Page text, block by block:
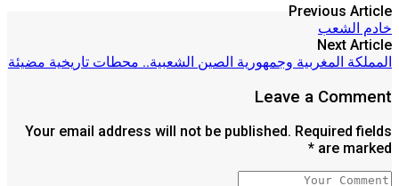
Previous Article
خادم الشعب
Next Article
المملكة المغربية وجمهورية الصين الشعبية.. محطات تاريخية مضيئة
Leave a Comment
Your email address will not be published. Required fields
are marked *